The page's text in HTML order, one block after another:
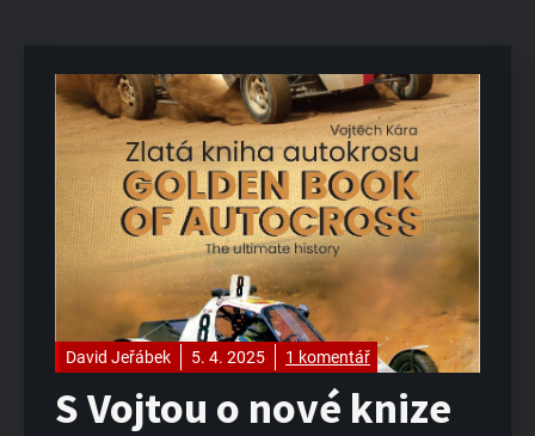
David Jeřábek 5. 4. 2025 1 komentář
S Vojtou o nové knize